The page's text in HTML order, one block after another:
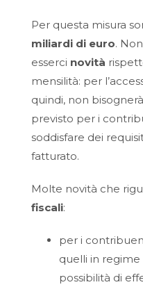
Per questa misura
miliardi di euro.
esserci novità
mensilità: per
quindi, non
previsto per i
soddisfare dei
fatturato.
Molte novità che
fiscali:
per i
quelli in
possibilità di